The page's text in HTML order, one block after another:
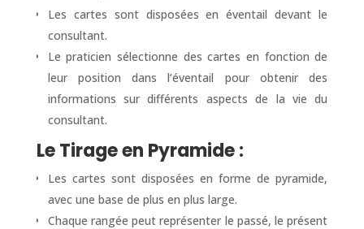
Les cartes sont disposées en éventail devant le
consultant.
Le praticien sélectionne des cartes en fonction de
leur position dans l’éventail pour obtenir des
informations sur différents aspects de la vie du
consultant.
Le Tirage en Pyramide :
Les cartes sont disposées en forme de pyramide,
avec une base de plus en plus large.
Chaque rangée peut représenter le passé, le présent